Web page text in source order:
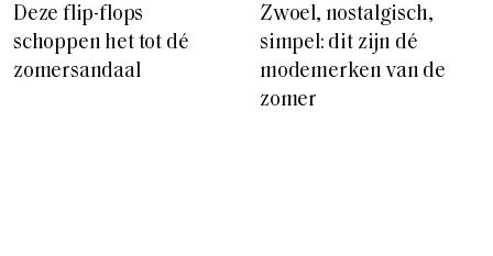
Deze flip-flops
schoppen het tot dé
zomersandaal
Zwoel, nostalgisch,
simpel: dit zijn dé
modemerken van de
zomer